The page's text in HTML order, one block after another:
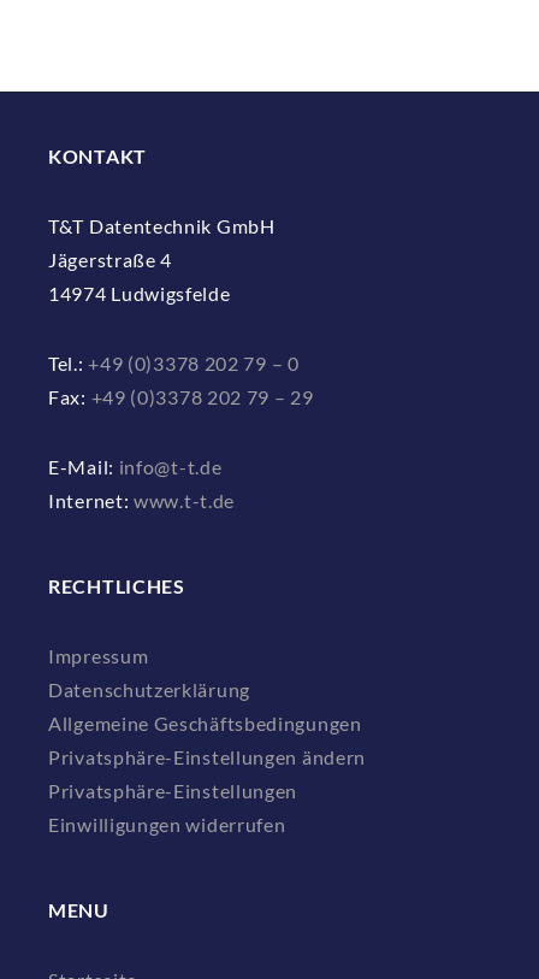
KONTAKT
T&T Datentechnik GmbH
Jägerstraße 4
14974 Ludwigsfelde
Tel.:+49 (0)3378 202 79 – 0
Fax: +49 (0)3378 202 79 – 29
E-Mail: info@t-t.de
Internet: www.t-t.de
RECHTLICHES
Impressum
Datenschutzerklärung
Allgemeine Geschäftsbedingungen
Privatsphäre-Einstellungen ändern
Privatsphäre-Einstellungen
Einwilligungen widerrufen
MENU